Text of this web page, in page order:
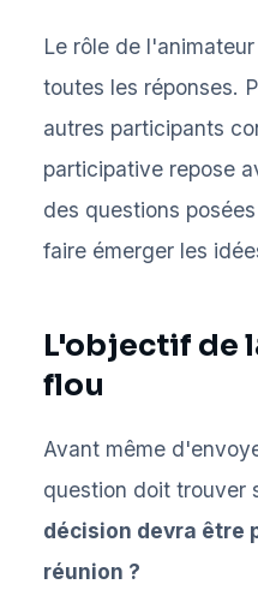
Le rôle de
toutes les réponses.
autres participants
participative repose
des questions
faire émerger les
L'objectif de
flou
Avant même
question doit trouver
décision devra être
réunion ?